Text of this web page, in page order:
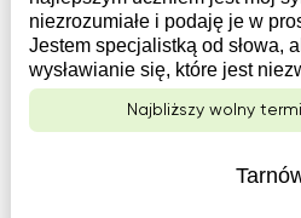
niezrozumiałe i podaję je w
Jestem specjalistką od słowa,
wysławianie się, które jest
Najbliższy wolny